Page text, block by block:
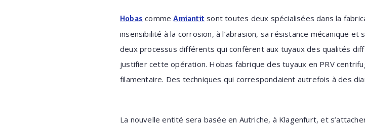
Hobas commeAmiantit sont toutes deux spécialisées dans la
insensibilité à la corrosion, à l’abrasion, sa résistance mécanique
deux processus différents qui confèrent aux tuyaux des qualités
justifier cette opération. Hobas fabrique des tuyaux en PRV
filamentaire. Des techniques qui correspondaient autrefois à des
La nouvelle entité sera basée en Autriche, à Klagenfurt, et